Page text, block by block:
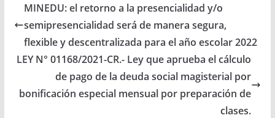
MINEDU: el retorno a la presencialidad y/o
semipresencialidad será de manera segura,
flexible y descentralizada para el año escolar 2022
LEY N° 01168/2021-CR.- Ley que aprueba el cálculo
de pago de la deuda social magisterial por
bonificación especial mensual por preparación de
clases.